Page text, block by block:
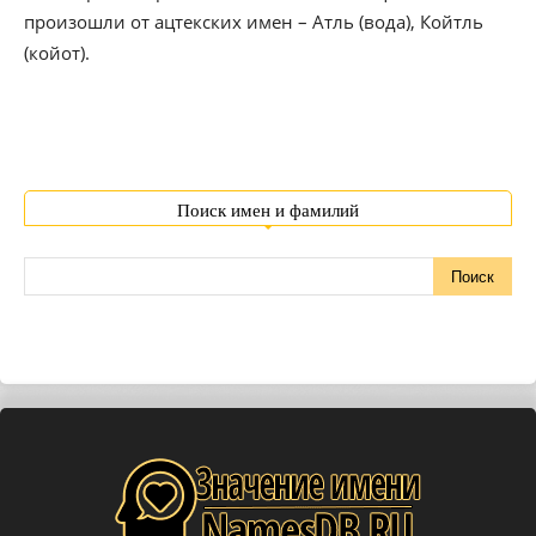
произошли от ацтекских имен – Атль (вода), Койтль
(койот).
Поиск имен и фамилий